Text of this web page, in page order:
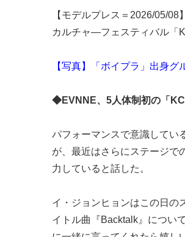
【モデルプレス＝2026/05/
カルチャ―フェスティバル「
【写真】「ボイプラ」出身
◆EVNNE、5人体制初の「
パフォーマンスで意識してい
が、最近はさらにステージで
力していると話した。
イ・ジョンヒョンはこの日の
イトル曲『Backtalk』につい